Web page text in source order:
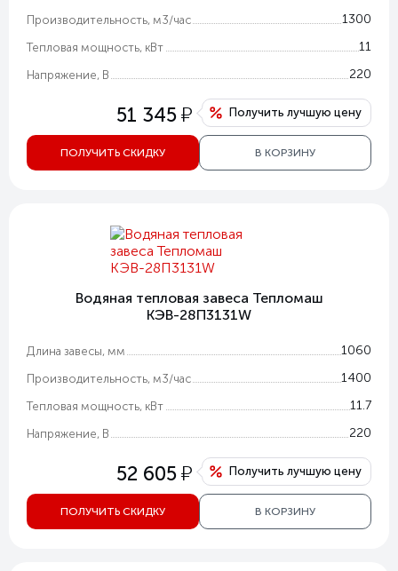
Производительность, м3/час 1300
Тепловая мощность, кВт 11
Напряжение, В 220
51 345у Получить лучшую цену
ПОЛУЧИТЬ СКИДКУ В КОРЗИНУ
Водяная тепловая завеса Тепломаш
КЭВ-28П3131W
Длина завесы, мм 1060
Производительность, м3/час 1400
Тепловая мощность, кВт 11.7
Напряжение, В 220
52 605у Получить лучшую цену
ПОЛУЧИТЬ СКИДКУ В КОРЗИНУ